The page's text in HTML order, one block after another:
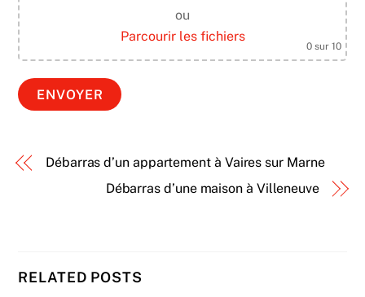
ou
Parcourir les fichiers
0sur 10
Débarras d’un appartement à Vaires sur Marne
Débarras d’une maison à Villeneuve
RELATED POSTS